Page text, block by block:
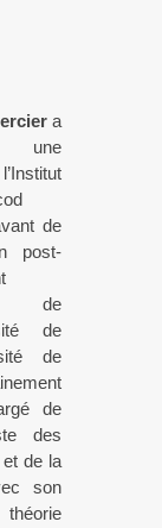
a
une
de
post-
de
de
de
de
des
de la
son